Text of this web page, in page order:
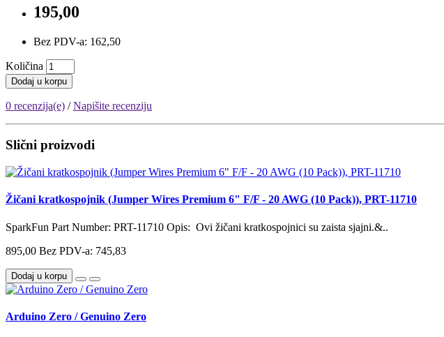
195,00
Bez PDV-a: 162,50
Količina
Dodaj u korpu
0 recenzija(e) /Napišite recenziju
Slični proizvodi
Žičani kratkospojnik (Jumper Wires Premium 6" F/F - 20 AWG (10 Pack)), PRT-11710
SparkFun Part Number: PRT-11710 Opis: Ovi žičani kratkospojnici su zaista sjajni.&..
895,00 Bez PDV-a: 745,83
Dodaj u korpu
Arduino Zero / Genuino Zero